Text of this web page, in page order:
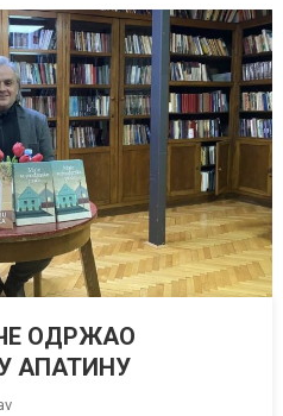
ОДРЖАО
АПАТИНУ